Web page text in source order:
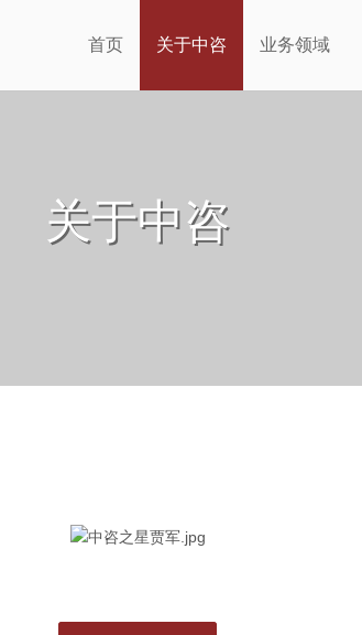
首页 关于中咨 业务领域
关于中咨